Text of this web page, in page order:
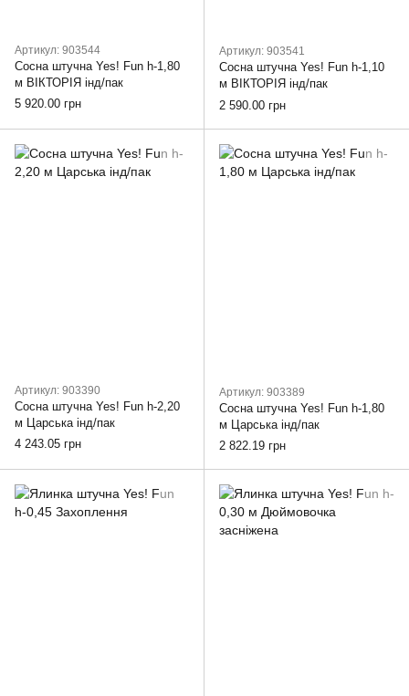
Артикул: 903544
Сосна штучна Yes! Fun h-1,80
м ВІКТОРІЯ інд/пак
5 920.00 грн
Артикул: 903541
Сосна штучна Yes! Fun h-1,10
м ВІКТОРІЯ інд/пак
2 590.00 грн
Артикул: 903390
Сосна штучна Yes! Fun h-2,20
м Царська інд/пак
4 243.05 грн
Артикул: 903389
Сосна штучна Yes! Fun h-1,80
м Царська інд/пак
2 822.19 грн